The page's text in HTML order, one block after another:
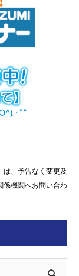
は、予告なく変更及
係機関へお問い合わ